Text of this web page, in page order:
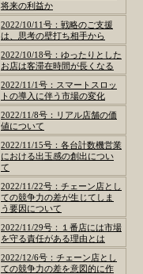
将来の利益か
2022/10/11号：戦略のご支援
は、思考の壁打ち相手から
2022/10/18号：ゆったりとした
お店は客滞在時間が長くなる
2022/11/1号：スマートスロッ
トの導入に伴う市場の変化
2022/11/8号：リアル店舗の価
値について
2022/11/15号：各台計数機営業
における出玉感の創出につい
て
2022/11/22号：チェーン店とし
ての競争力の差が生じてしま
う要因について
2022/11/29号：１番店には市場
を守る責任がある理由とは
2022/12/6号：チェーン店とし
ての競争力の差を意図的に作